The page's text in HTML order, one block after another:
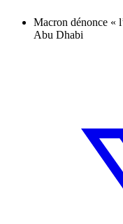
Macron dénonce «
Abu Dhabi